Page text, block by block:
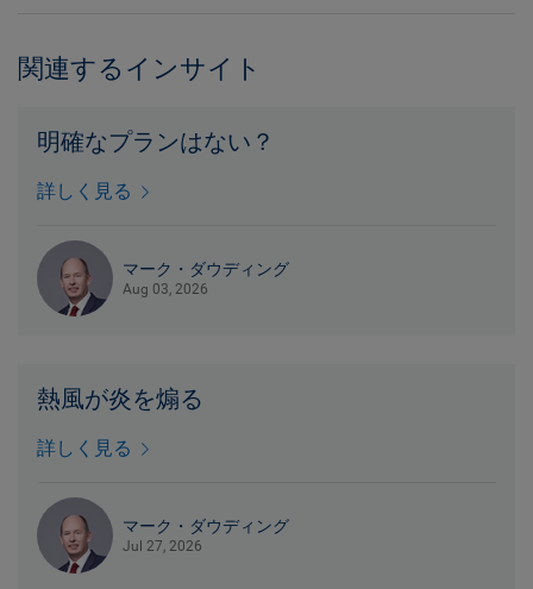
関連するインサイト
明確なプランはない？
詳しく見る
マーク・ダウディング
Aug 03, 2026
熱風が炎を煽る
詳しく見る
マーク・ダウディング
Jul 27, 2026